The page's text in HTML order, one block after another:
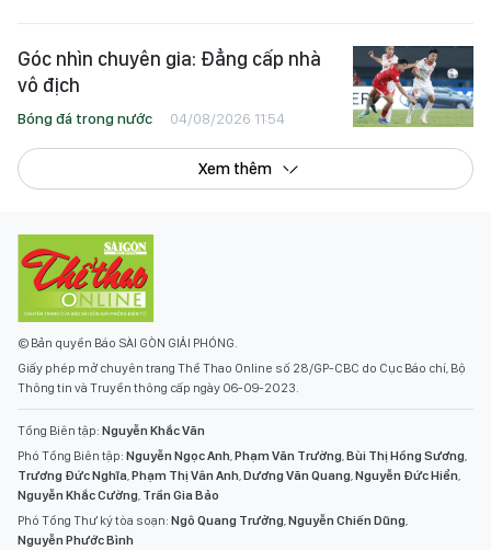
Góc nhìn chuyên gia: Đẳng cấp nhà
vô địch
Bóng đá trong nước 04/08/2026 11:54
Xem thêm
© Bản quyền Báo SÀI GÒN GIẢI PHÓNG.
Giấy phép mở chuyên trang Thể Thao Online số 28/GP-CBC do Cục Báo chí, Bộ
Thông tin và Truyền thông cấp ngày 06-09-2023.
Tổng Biên tập: Nguyễn Khắc Văn
Phó Tổng Biên tập: Nguyễn Ngọc Anh,Phạm Văn Trường,Bùi Thị Hồng Sương,
Trương Đức Nghĩa,Phạm Thị Vân Anh,Dương Văn Quang,Nguyễn Đức Hiển,
Nguyễn Khắc Cường, Trần Gia Bảo
Phó Tổng Thư ký tòa soạn: Ngô Quang Trưởng,Nguyễn Chiến Dũng,
Nguyễn Phước Bình